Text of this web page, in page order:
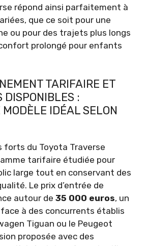
répond ainsi parfaitement à
que ce soit pour une
ou pour des trajets plus longs
prolongé pour enfants
TARIFAIRE ET
DISPONIBLES :
IDÉAL SELON
forts du Toyota Traverse
tarifaire étudiée pour
large tout en conservant des
Le prix d’entrée de
autour de 35 000 euros, un
à des concurrents établis
Tiguan ou le Peugeot
proposée avec des